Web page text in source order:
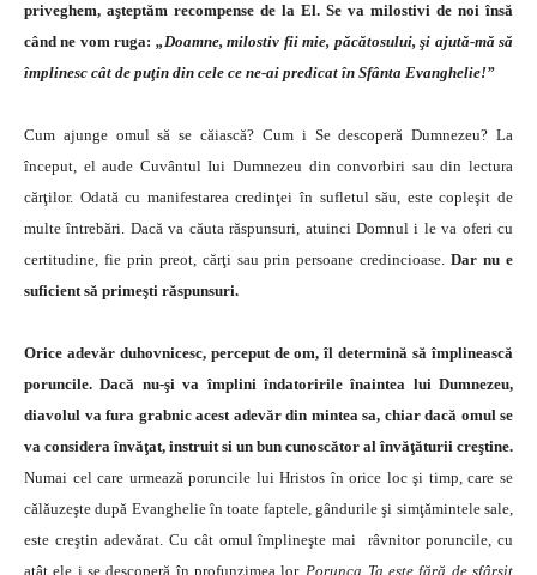
priveghem, aşteptăm recompense de la El. Se va milostivi de noi însă
când ne vom ruga: „Doamne, milostiv fii mie, păcătosului, şi ajută-mă să
împlinesc cât de puţin din cele ce ne-ai predicat în Sfân­ta Evanghelie!”
Cum ajunge omul să se căiască? Cum i Se descope­ră Dumnezeu? La
început, el aude Cuvântul Iui Dum­nezeu din convorbiri sau din lectura
cărţilor. Odată cu manifestarea credinţei în sufletul său, este copleşit de
multe întrebări. Dacă va căuta răspunsuri, atuinci Dom­nul i le va oferi cu
certitudine, fie prin preot, cărţi sau prin persoane credincioase.Dar nu e
suficient să pri­meşti răspunsuri.
Orice adevăr duhovnicesc, perceput de om, îl de­termină să împlinească
poruncile. Dacă nu-şi va împli­ni îndatoririle înaintea lui Dumnezeu,
diavolul va fura grabnic acest adevăr din mintea sa, chiar dacă omul se
va considera învăţat, instruit si un bun cunoscător al învăţăturii creştine.
Numai cel care urmează porunci­le lui Hristos în orice loc şi timp, care se
călăuzeşte du­pă Evanghelie în toate faptele, gândurile şi simţămintele sale,
este creştin adevărat. Cu cât omul împlineşte mai râvnitor poruncile, cu
atât ele i se descoperă în profun­zimea lor. Porunca Ta este fără de sfârşit